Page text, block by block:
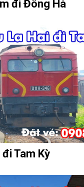
đi Đông Hà
Tam Kỳ